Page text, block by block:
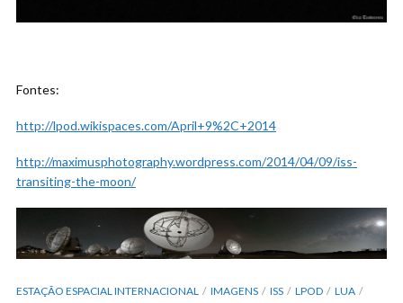
Fontes:
http://lpod.wikispaces.com/April+9%2C+2014
http://maximusphotography.wordpress.com/2014/04/09/iss-
transiting-the-moon/
ESTAÇÃO ESPACIAL INTERNACIONAL IMAGENS ISS LPOD
LUA